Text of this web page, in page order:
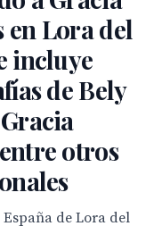
en Lora del
incluye
de Bely
otros
de Lora del